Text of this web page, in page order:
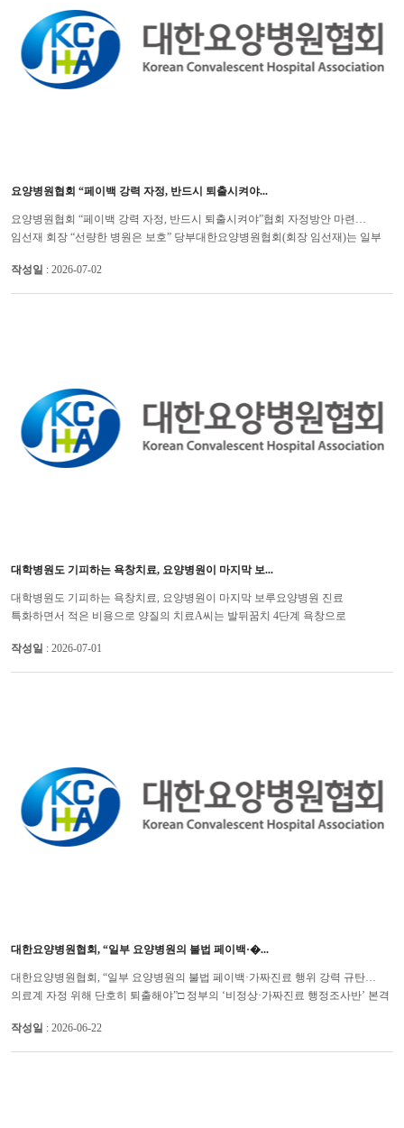
요양병원협회 “페이백 강력 자정, 반드시 퇴출시켜야...
요양병원협회 “페이백 강력 자정, 반드시 퇴출시켜야”협회 자정방안 마련…
임선재 회장 “선량한 병원은 보호” 당부대한요양병원협회(회장 임선재)는 일부
작성일 : 2026-07-02
대학병원도 기피하는 욕창치료, 요양병원이 마지막 보...
대학병원도 기피하는 욕창치료, 요양병원이 마지막 보루요양병원 진료
특화하면서 적은 비용으로 양질의 치료A씨는 발뒤꿈치 4단계 욕창으로
변연...
작성일 : 2026-07-01
대한요양병원협회, “일부 요양병원의 불법 페이백·�...
대한요양병원협회, “일부 요양병원의 불법 페이백·가짜진료 행위 강력 규탄…
의료계 자정 위해 단호히 퇴출해야”□ 정부의 ‘비정상·가짜진료 행정조사반’ 본격
작성일 : 2026-06-22